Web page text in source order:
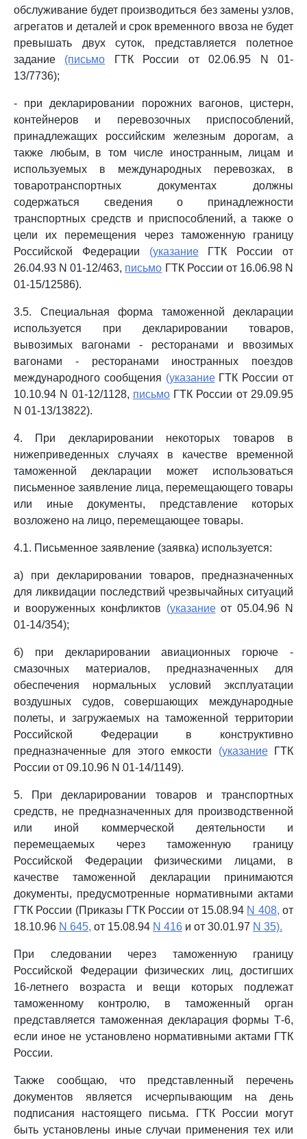
обслуживание будет производиться без замены узлов,
агрегатов и деталей и срок временного ввоза не будет
превышать двух суток, представляется полетное
задание (письмо ГТК России от 02.06.95 N 01-
13/7736);
- при декларировании порожних вагонов, цистерн,
контейнеров и перевозочных приспособлений,
принадлежащих российским железным дорогам, а
также любым, в том числе иностранным, лицам и
используемых в международных перевозках, в
товаротранспортных документах должны
содержаться сведения о принадлежности
транспортных средств и приспособлений, а также о
цели их перемещения через таможенную границу
Российской Федерации (указаниеГТК России от
26.04.93 N 01-12/463, письмо ГТК России от 16.06.98 N
01-15/12586).
3.5. Специальная форма таможенной декларации
используется при декларировании товаров,
вывозимых вагонами - ресторанами и ввозимых
вагонами - ресторанами иностранных поездов
международного сообщения (указаниеГТК России от
10.10.94 N 01-12/1128, письмоГТК России от 29.09.95
N 01-13/13822).
4. При декларировании некоторых товаров в
нижеприведенных случаях в качестве временной
таможенной декларации может использоваться
письменное заявление лица, перемещающего товары
или иные документы, представление которых
возложено на лицо, перемещающее товары.
4.1. Письменное заявление (заявка) используется:
а) при декларировании товаров, предназначенных
для ликвидации последствий чрезвычайных ситуаций
и вооруженных конфликтов (указаниеот 05.04.96 N
01-14/354);
б) при декларировании авиационных горюче -
смазочных материалов, предназначенных для
обеспечения нормальных условий эксплуатации
воздушных судов, совершающих международные
полеты, и загружаемых на таможенной территории
Российской Федерации в конструктивно
предназначенные для этого емкости (указаниеГТК
России от 09.10.96 N 01-14/1149).
5. При декларировании товаров и транспортных
средств, не предназначенных для производственной
или иной коммерческой деятельности и
перемещаемых через таможенную границу
Российской Федерации физическими лицами, в
качестве таможенной декларации принимаются
документы, предусмотренные нормативными актами
ГТК России (Приказы ГТК России от 15.08.94 N 408, от
18.10.96 N 645, от 15.08.94 N 416 и от 30.01.97 N 35).
При следовании через таможенную границу
Российской Федерации физических лиц, достигших
16-летнего возраста и вещи которых подлежат
таможенному контролю, в таможенный орган
представляется таможенная декларация формы Т-6,
если иное не установлено нормативными актами ГТК
России.
Также сообщаю, что представленный перечень
документов является исчерпывающим на день
подписания настоящего письма. ГТК России могут
быть установлены иные случаи применения тех или